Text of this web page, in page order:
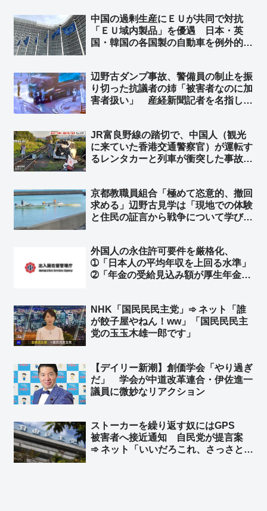
中国の過剰生産にＥＵが共同で対抗
「ＥＵ域内製品」を優遇 日本・英
国・韓国の各国製の自動車を例外的に
を冷遇しなきゃ！」
辺野古ダンプ事故、警備員の制止を振
り切った抗議者の姉「被害者なのに加
害者扱い」 産経新聞記者を名指し非
JR富良野線の踏切で、中国人（観光
に来ていた香港交通警察官）が運転す
るレンタカーと列車が衝突した事故
いで中国人が乗った車に衝突」と報
道 ➾ ネット「『来週には帰国』って
どういうことだよ」
京都教職員組合「極めて恣意的、撤回
求める」辺野古見学は「現地での体験
と住民の証言から戦争について学び理
は読解力のない教師」「辺野古住民か
ら嫌われてるっつーの！」
外国人の永住許可要件を厳格化、
➀「日本人の平均年収を上回る水準」
➁「年金の受給見込み額が厚生年金に
「『日本人の平均』ではなく、『日本
人の勤労世帯の平均以上』でお願いし
ます！」
NHK「国民民民主党」➾ ネット「誰
が餃子屋やねん！ww」「国民民民主
党の玉玉木雄一郎です」
【デイリー新潮】創価学会「やり過ぎ
だ」 学会が中道改革連合・伊佐進一
議員に微妙なリアクション
ストーカーを繰り返す奴にはGPS
被害者へ接近通知 自民党が提言案
➾ ネット「いいだろこれ、さっさとや